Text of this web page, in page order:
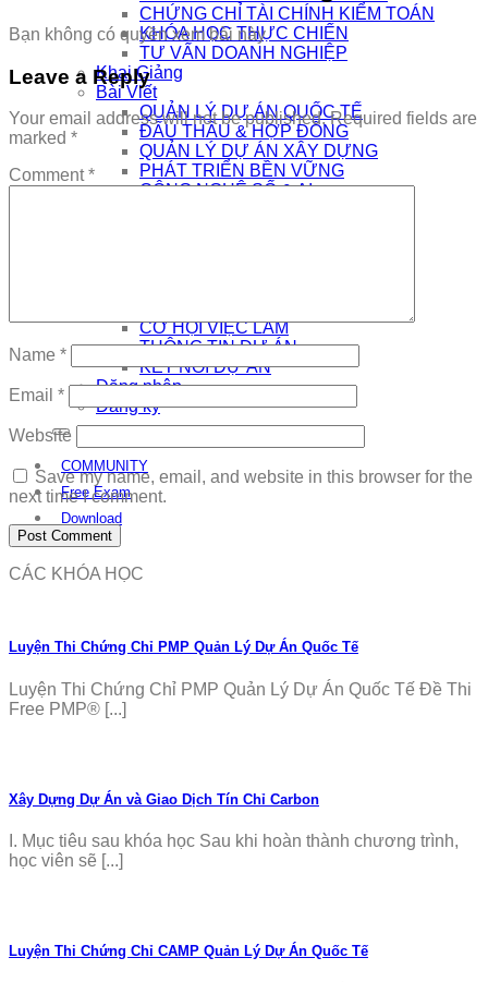
CHỨNG CHỈ TÀI CHÍNH KIỂM TOÁN
KHÓA HỌC THỰC CHIẾN
TƯ VẤN DOANH NGHIỆP
Khai Giảng
Bài Viết
QUẢN LÝ DỰ ÁN QUỐC TẾ
ĐẤU THẦU & HỢP ĐỒNG
QUẢN LÝ DỰ ÁN XÂY DỰNG
PHÁT TRIỂN BỀN VỮNG
CÔNG NGHỆ SỐ & AI
CƠ HỘI VIỆC LÀM
THÔNG TIN DỰ ÁN
KẾT NỐI DỰ ÁN
Đăng nhập
Đăng ký
COMMUNITY
Free Exam
Download
Bạn không có quyền xem bài này
Leave a Reply
Your email address will not be published. Required fields are
marked *
Comment*
Name *
Email *
Website
Save my name, email, and website in this browser for the
next time I comment.
CÁC KHÓA HỌC
Luyện Thi Chứng Chỉ PMP Quản Lý Dự Án Quốc Tế
Luyện Thi Chứng Chỉ PMP Quản Lý Dự Án Quốc Tế Đề Thi
Free PMP® [...]
Xây Dựng Dự Án và Giao Dịch Tín Chỉ Carbon
I. Mục tiêu sau khóa học Sau khi hoàn thành chương trình,
học viên sẽ [...]
Luyện Thi Chứng Chỉ CAMP Quản Lý Dự Án Quốc Tế